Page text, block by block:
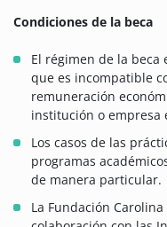
Condiciones de la beca
El régimen de la beca
que es incompatible
remuneración
institución o empresa
Los casos de las
programas
de manera particular.
La Fundación